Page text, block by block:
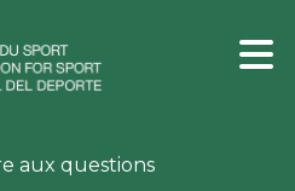
aux questions